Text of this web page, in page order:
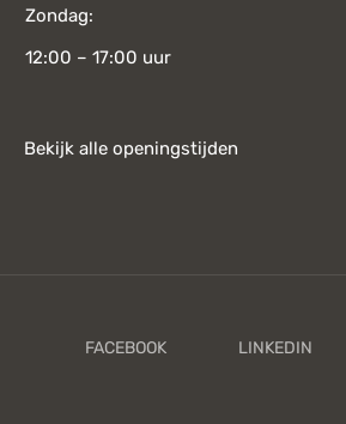
Zondag:
12:00 – 17:00 uur
Bekijk alle openingstijden